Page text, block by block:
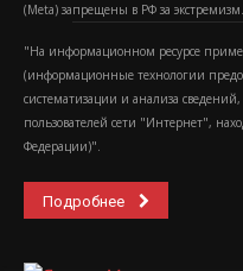
(Metа) запрещены в РФ за экстремизм.
"На информационном ресурсе
(информационные технологии
систематизации и анализа
пользователей сети "Интернет",
Федерации)".
Подробнее